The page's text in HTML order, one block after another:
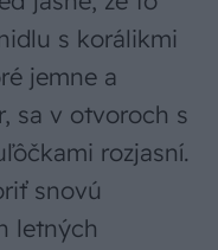
s korálikmi
jemne a
sa v otvoroch s
rozjasní.
snovú
letných